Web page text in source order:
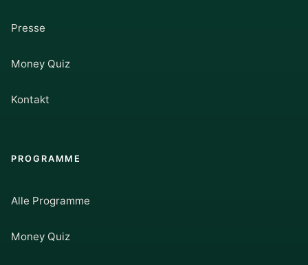
Presse
Money Quiz
Kontakt
PROGRAMME
Alle Programme
Money Quiz